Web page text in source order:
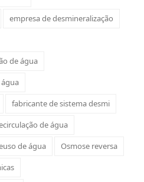
empresa de desmineralização
de água
fabricante de sistema desmi
de água
de água
Osmose reversa